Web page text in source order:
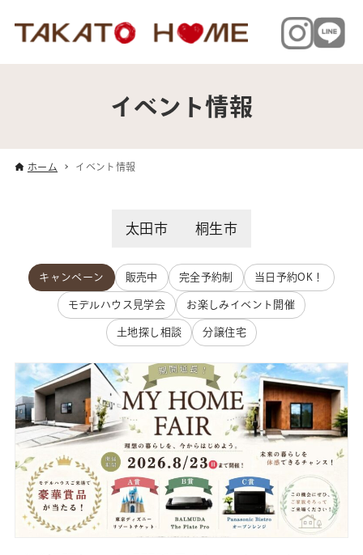
イベント情報
ホーム イベント情報
太田市 桐生市
キャンペーン 販売中 完全予約制 当日予約OK！
モデルハウス見学会 お楽しみイベント開催
土地探し相談 分譲住宅